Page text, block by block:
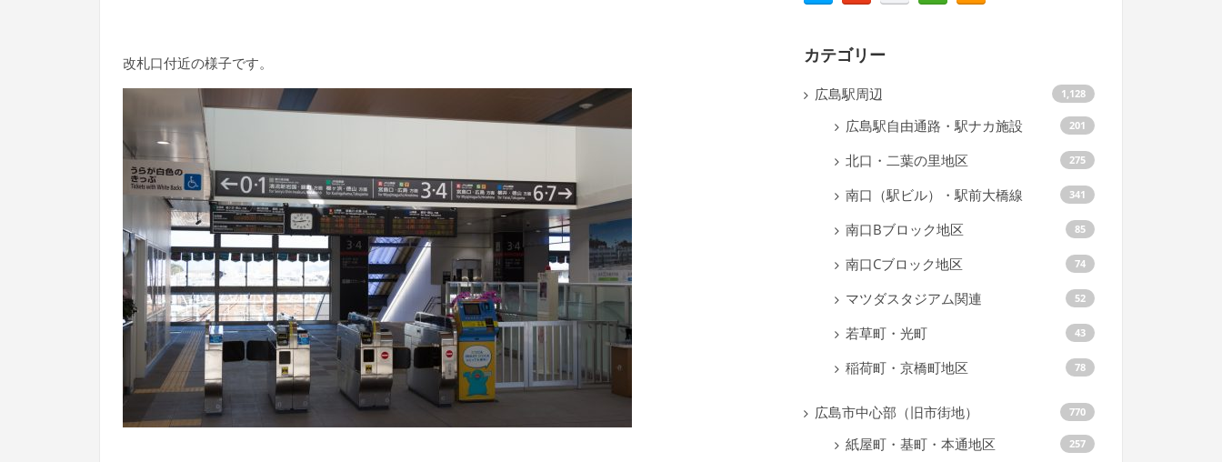
改札口付近の様子です。 カテゴリー
広島駅周辺 1,128
広島駅自由通路・駅ナカ施設 201
北口・二葉の里地区 275
南口（駅ビル）・駅前大橋線 341
南口Bブロック地区 85
南口Cブロック地区 74
マツダスタジアム関連 52
若草町・光町 43
稲荷町・京橋町地区 78
広島市中心部（旧市街地） 770
紙屋町・基町・本通地区 257